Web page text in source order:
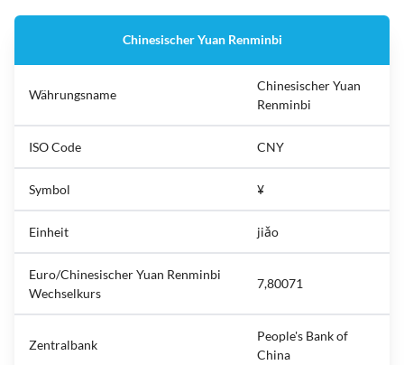
Chinesischer Yuan Renminbi
Währungsname
Chinesischer Yuan
Renminbi
ISO Code CNY
Symbol ¥
Einheit jiǎo
Euro/Chinesischer Yuan Renminbi
Wechselkurs
7,80071
Zentralbank
People's Bank of
China